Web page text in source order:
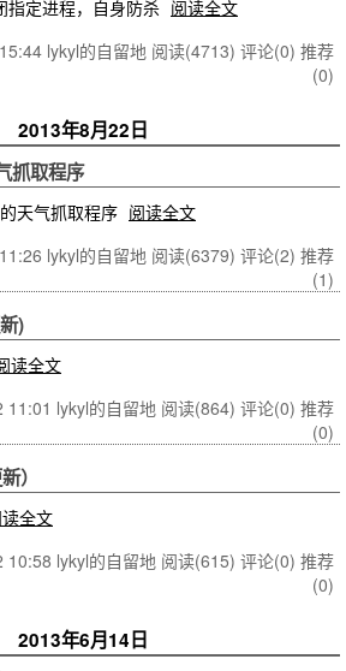
指定进程，自身防杀 阅读全文
lykyl的自留地 阅读(4713) 评论(0) 推荐
(0)
2013年8月22日
抓取程序
天气抓取程序 阅读全文
lykyl的自留地 阅读(6379) 评论(2) 推荐
(1)
)
读全文
lykyl的自留地 阅读(864) 评论(0) 推荐
(0)
）
全文
lykyl的自留地 阅读(615) 评论(0) 推荐
(0)
2013年6月14日